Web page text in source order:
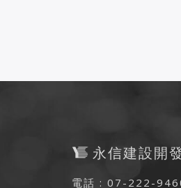
永信建設開
電話 : 07-222-